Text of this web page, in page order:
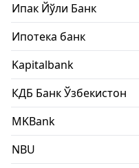
Ипак Йўли Банк
Ипотека банк
Kapitalbank
КДБ Банк Ўзбекистон
MKBank
NBU